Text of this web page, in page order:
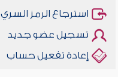
استرجاع الرمز السري
تسجيل عضو جديد
إعادة تفعيل حساب